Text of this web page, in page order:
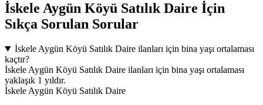
İskele Aygün Köyü Satılık Daire İçin
Sıkça Sorulan Sorular
İskele Aygün Köyü Satılık Daire ilanları için bina yaşı ortalaması
kaçtır?
İskele Aygün Köyü Satılık Daire ilanları için bina yaşı ortalaması
yaklaşık 1 yıldır.
İskele Aygün Köyü Satılık Daire